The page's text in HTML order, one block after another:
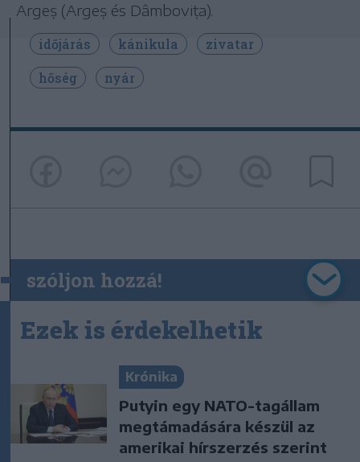
Argeș (Argeș és Dâmbovița).
időjárás kánikula
zivatar
hőség
nyár
szóljon hozzá!
Ezek is érdekelhetik
Krónika
Putyin egy NATO-tagállam
megtámadására készül az
amerikai hírszerzés szerint